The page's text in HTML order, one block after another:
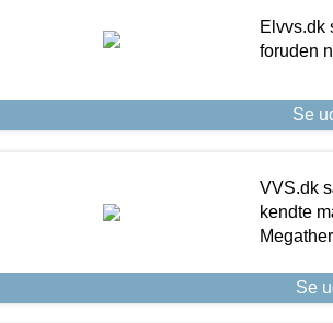
Elvvs.dk
foruden
Se
VVS.dk
kendte
Se